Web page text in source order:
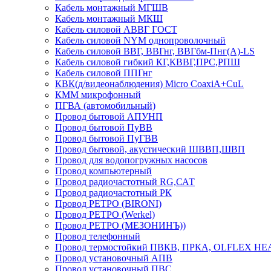
Кабель монтажный МГШВ
Кабель монтажный МКШ
Кабель силовой АВВГ ГОСТ
Кабель силовой NYM однопроволочный
Кабель силовой ВВГ, ВВГнг, ВВГбм-Пнг(А)-LS
Кабель силовой гибкий КГ,КВВГ,ПРС,РПШ
Кабель силовой ППГнг
КВК(д/видеонаблюдения) Micro CoaxiA+CuL
КММ микрофонный
ПГВА (автомобильный)
Провод бытовой АПУНП
Провод бытовой ПуВВ
Провод бытовой ПуГВВ
Провод бытовой, акустический ШВВП,ШВП
Провод для водопогружных насосов
Провод компьютерный
Провод радиочастотный RG,САТ
Провод радиочастотный РК
Провод РЕТРО (BIRONI)
Провод РЕТРО (Werkel)
Провод РЕТРО (МЕЗОНИНЪ))
Провод телефонный
Провод термостойкий ПВКВ, ПРКА, OLFLEX
Провод установочный АПВ